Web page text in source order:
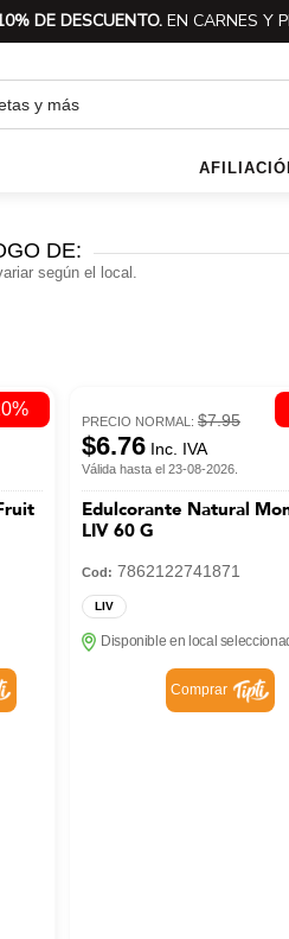
DE DESCUENTO. EN CARNES Y
DE:
según el local.
PRECIO NORMAL: $7.95
$6.76 Inc. IVA
Válida hasta el 23-08-2026.
Edulcorante Natural
LIV 60 G
Cod: 7862122741871
LIV
Disponible en local
Comprar